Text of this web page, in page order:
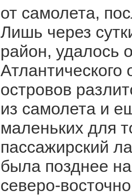
от самолета,
Лишь через
район, удалось
Атлантического
островов
из самолета и
маленьких для
пассажирский
была позднее
северо-